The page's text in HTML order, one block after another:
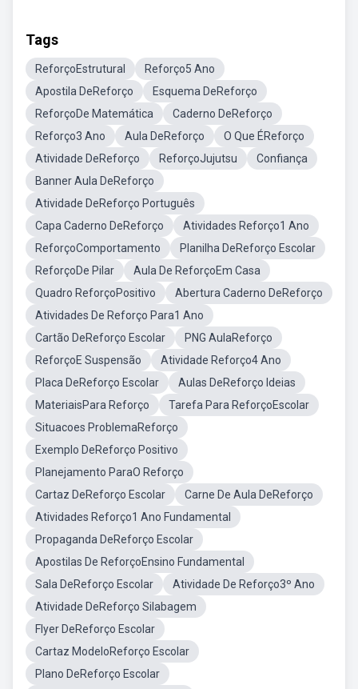
Tags
ReforçoEstrutural
Reforço5 Ano
Apostila DeReforço
Esquema DeReforço
ReforçoDe Matemática
Caderno DeReforço
Reforço3 Ano
Aula DeReforço
O Que ÉReforço
Atividade DeReforço
ReforçoJujutsu
Confiança
Banner Aula DeReforço
Atividade DeReforço Português
Capa Caderno DeReforço
Atividades Reforço1 Ano
ReforçoComportamento
Planilha DeReforço Escolar
ReforçoDe Pilar
Aula De ReforçoEm Casa
Quadro ReforçoPositivo
Abertura Caderno DeReforço
Atividades De Reforço Para1 Ano
Cartão DeReforço Escolar
PNG AulaReforço
ReforçoE Suspensão
Atividade Reforço4 Ano
Placa DeReforço Escolar
Aulas DeReforço Ideias
MateriaisPara Reforço
Tarefa Para ReforçoEscolar
Situacoes ProblemaReforço
Exemplo DeReforço Positivo
Planejamento ParaO Reforço
Cartaz DeReforço Escolar
Carne De Aula DeReforço
Atividades Reforço1 Ano Fundamental
Propaganda DeReforço Escolar
Apostilas De ReforçoEnsino Fundamental
Sala DeReforço Escolar
Atividade De Reforço3º Ano
Atividade DeReforço Silabagem
Flyer DeReforço Escolar
Cartaz ModeloReforço Escolar
Plano DeReforço Escolar